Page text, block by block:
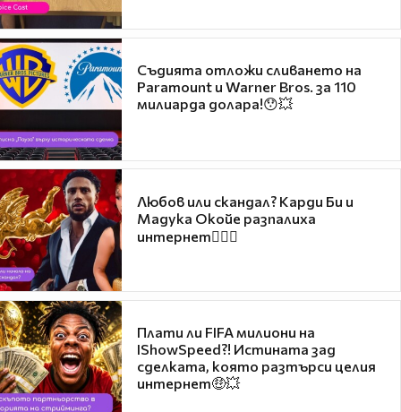
Съдията отложи сливането на
Paramount и Warner Bros. за 110
милиарда долара!😯💥
Любов или скандал? Карди Би и
Мадука Окойе разпалиха
интернет❤️‍🔥🔥
Плати ли FIFA милиони на
IShowSpeed?! Истината зад
сделката, която разтърси целия
интернет🤑💥